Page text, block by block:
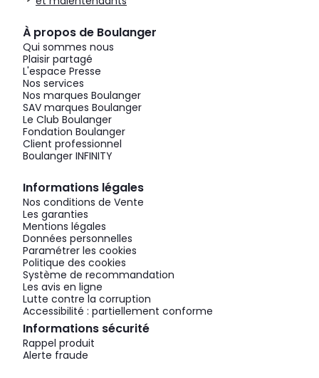
À propos de Boulanger
Qui sommes nous
Plaisir partagé
L'espace Presse
Nos services
Nos marques Boulanger
SAV marques Boulanger
Le Club Boulanger
Fondation Boulanger
Client professionnel
Boulanger INFINITY
Informations légales
Nos conditions de Vente
Les garanties
Mentions légales
Données personnelles
Paramétrer les cookies
Politique des cookies
Système de recommandation
Les avis en ligne
Lutte contre la corruption
Accessibilité : partiellement conforme
Informations sécurité
Rappel produit
Alerte fraude